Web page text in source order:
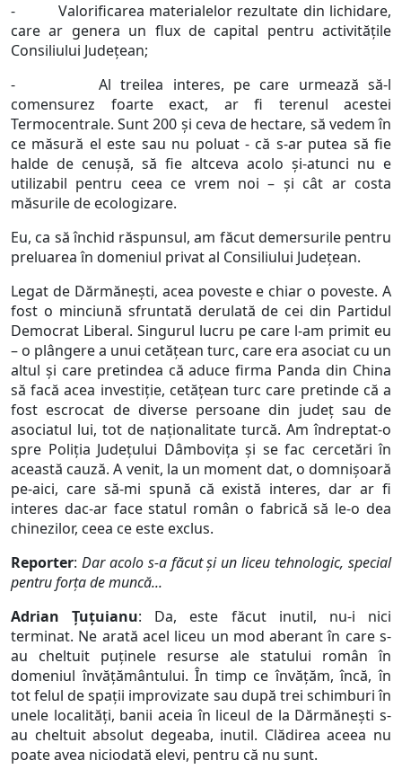
- Valorificarea materialelor rezultate din lichidare,
care ar genera un flux de capital pentru activitățile
Consiliului Județean;
- Al treilea interes, pe care urmează să-l
comensurez foarte exact, ar fi terenul acestei
Termocentrale. Sunt 200 și ceva de hectare, să vedem în
ce măsură el este sau nu poluat - că s-ar putea să fie
halde de cenușă, să fie altceva acolo și-atunci nu e
utilizabil pentru ceea ce vrem noi – și cât ar costa
măsurile de ecologizare.
Eu, ca să închid răspunsul, am făcut demersurile pentru
preluarea în domeniul privat al Consiliului Județean.
Legat de Dărmănești, acea poveste e chiar o poveste. A
fost o minciună sfruntată derulată de cei din Partidul
Democrat Liberal. Singurul lucru pe care l-am primit eu
– o plângere a unui cetățean turc, care era asociat cu un
altul și care pretindea că aduce firma Panda din China
să facă acea investiție, cetățean turc care pretinde că a
fost escrocat de diverse persoane din județ sau de
asociatul lui, tot de naționalitate turcă. Am îndreptat-o
spre Poliția Județului Dâmbovița și se fac cercetări în
această cauză. A venit, la un moment dat, o domnișoară
pe-aici, care să-mi spună că există interes, dar ar fi
interes dac-ar face statul român o fabrică să le-o dea
chinezilor, ceea ce este exclus.
Reporter: Dar acolo s-a făcut și un liceu tehnologic, special
pentru forța de muncă...
Adrian Țuțuianu: Da, este făcut inutil, nu-i nici
terminat. Ne arată acel liceu un mod aberant în care s-
au cheltuit puținele resurse ale statului român în
domeniul învățământului. În timp ce învățăm, încă, în
tot felul de spații improvizate sau după trei schimburi în
unele localități, banii aceia în liceul de la Dărmănești s-
au cheltuit absolut degeaba, inutil. Clădirea aceea nu
poate avea niciodată elevi, pentru că nu sunt.